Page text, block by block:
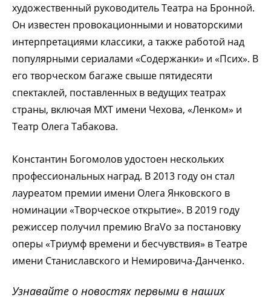
художественный руководитель Театра на Бронной.
Он известен провокационными и новаторскими
интерпретациями классики, а также работой над
популярными сериалами «Содержанки» и «Псих». В
его творческом багаже свыше пятидесяти
спектаклей, поставленных в ведущих театрах
страны, включая МХТ имени Чехова, «Ленком» и
Театр Олега Табакова.
Константин Богомолов удостоен нескольких
профессиональных наград. В 2013 году он стал
лауреатом премии имени Олега Янковского в
номинации «Творческое открытие». В 2019 году
режиссер получил премию BraVo за постановку
оперы «Триумф времени и бесчувствия» в Театре
имени Станиславского и Немировича-Данченко.
Узнавайте о новостях первыми в наших